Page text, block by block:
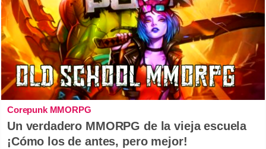
Corepunk MMORPG
Un verdadero MMORPG de la vieja escuela
¡Cómo los de antes, pero mejor!